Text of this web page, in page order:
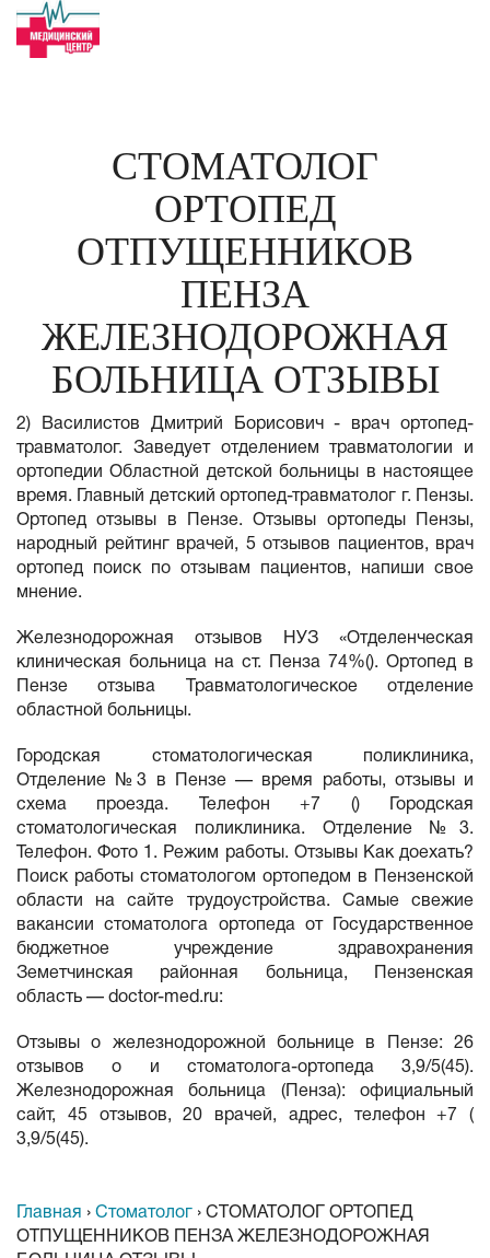
СТОМАТОЛОГ
ОРТОПЕД
ОТПУЩЕННИКОВ
ПЕНЗА
ЖЕЛЕЗНОДОРОЖНАЯ
БОЛЬНИЦА ОТЗЫВЫ
2) Василистов Дмитрий Борисович - врач ортопед-
травматолог. Заведует отделением травматологии и
ортопедии Областной детской больницы в настоящее
время. Главный детский ортопед-травматолог г. Пензы.
Ортопед отзывы в Пензе. Отзывы ортопеды Пензы,
народный рейтинг врачей, 5 отзывов пациентов, врач
ортопед поиск по отзывам пациентов, напиши свое
мнение.
Железнодорожная отзывов НУЗ «Отделенческая
клиническая больница на ст. Пенза 74%(). Ортопед в
Пензе отзыва Травматологическое отделение
областной больницы.
Городская стоматологическая поликлиника,
Отделение №3 в Пензе — время работы, отзывы и
схема проезда. Телефон +7 () Городская
стоматологическая поликлиника. Отделение №3.
Телефон. Фото 1. Режим работы. Отзывы Как доехать?
Поиск работы стоматологом ортопедом в Пензенской
области на сайте трудоустройства. Самые свежие
вакансии стоматолога ортопеда от Государственное
бюджетное учреждение здравохранения
Земетчинская районная больница, Пензенская
область — doctor-med.ru:
Отзывы о железнодорожной больнице в Пензе: 26
отзывов о и стоматолога-ортопеда 3,9/5(45).
Железнодорожная больница (Пенза): официальный
сайт, 45 отзывов, 20 врачей, адрес, телефон +7 (
3,9/5(45).
Главная › Стоматолог › СТОМАТОЛОГ ОРТОПЕД
ОТПУЩЕННИКОВ ПЕНЗА ЖЕЛЕЗНОДОРОЖНАЯ